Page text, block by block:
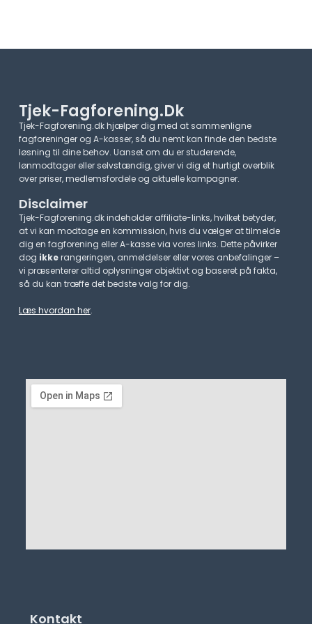
Tjek-Fagforening.dk
Tjek-Fagforening.dk hjælper dig med at sammenligne
fagforeninger og A-kasser, så du nemt kan finde den bedste
løsning til dine behov. Uanset om du er studerende,
lønmodtager eller selvstændig, giver vi dig et hurtigt overblik
over priser, medlemsfordele og aktuelle kampagner.​
Disclaimer
Tjek-Fagforening.dk indeholder affiliate-links, hvilket betyder,
at vi kan modtage en kommission, hvis du vælger at tilmelde
dig en fagforening eller A-kasse via vores links. Dette påvirker
dog ikkerangeringen, anmeldelser eller vores anbefalinger –
vi præsenterer altid oplysninger objektivt og baseret på fakta,
så du kan træffe det bedste valg for dig.
Læs hvordan her.
Kontakt